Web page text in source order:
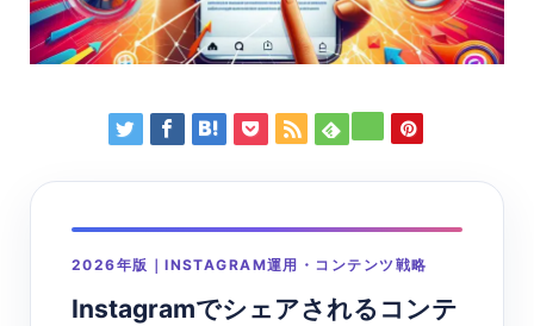
2026年版｜INSTAGRAM運用・コンテンツ戦略
Instagramでシェアされるコンテ